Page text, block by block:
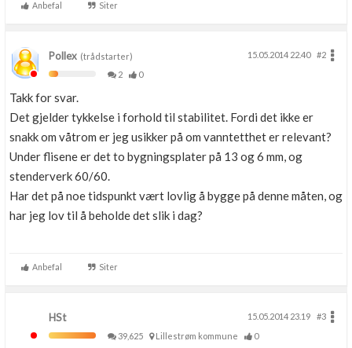
Anbefal Siter
Pollex (trådstarter) 15.05.2014 22.40
#2
2
0
Takk for svar.
Det gjelder tykkelse i forhold til stabilitet. Fordi det ikke er
snakk om våtrom er jeg usikker på om vanntetthet er relevant?
Under flisene er det to bygningsplater på 13 og 6 mm, og
stenderverk 60/60.
Har det på noe tidspunkt vært lovlig å bygge på denne måten, og
har jeg lov til å beholde det slik i dag?
Anbefal Siter
HSt 15.05.2014 23.19
#3
39,625
Lillestrøm kommune 0